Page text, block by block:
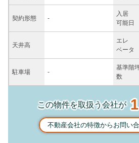
契約形態 -
入居
可能日
天井高
エレ
ベータ
駐車場 -
基準階
数
この物件を取扱う会社が1
不動産会社の特徴からお問い